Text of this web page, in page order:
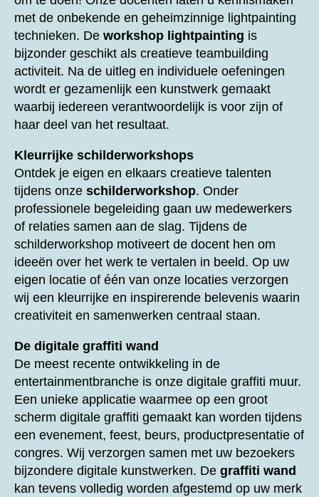
met de onbekende en geheimzinnige lightpainting
technieken. De workshop lightpainting is
bijzonder geschikt als creatieve teambuilding
activiteit. Na de uitleg en individuele oefeningen
wordt er gezamenlijk een kunstwerk gemaakt
waarbij iedereen verantwoordelijk is voor zijn of
haar deel van het resultaat.
Kleurrijke schilderworkshops
Ontdek je eigen en elkaars creatieve talenten
tijdens onze schilderworkshop. Onder
professionele begeleiding gaan uw medewerkers
of relaties samen aan de slag. Tijdens de
schilderworkshop motiveert de docent hen om
ideeën over het werk te vertalen in beeld. Op uw
eigen locatie of één van onze locaties verzorgen
wij een kleurrijke en inspirerende belevenis waarin
creativiteit en samenwerken centraal staan.
De digitale graffiti wand
De meest recente ontwikkeling in de
entertainmentbranche is onze digitale graffiti muur.
Een unieke applicatie waarmee op een groot
scherm digitale graffiti gemaakt kan worden tijdens
een evenement, feest, beurs, productpresentatie of
congres. Wij verzorgen samen met uw bezoekers
bijzondere digitale kunstwerken. De graffiti wand
kan tevens volledig worden afgestemd op uw merk